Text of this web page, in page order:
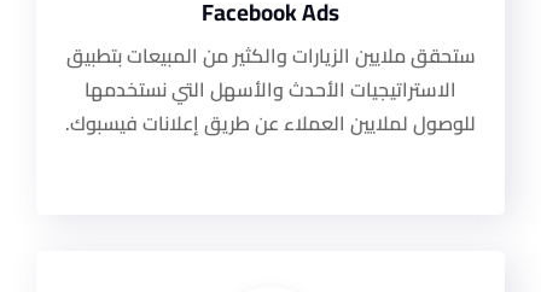
Facebook Ads
ستحقق ملايين الزيارات والكثير من المبيعات بتطبيق
الاستراتيجيات الأحدث والأسهل التي نستخدمها
للوصول لملايين العملاء عن طريق إعلانات فيسبوك.